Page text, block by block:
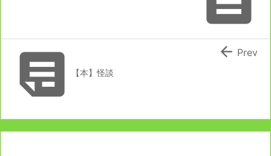

【本】怪談
 Prev